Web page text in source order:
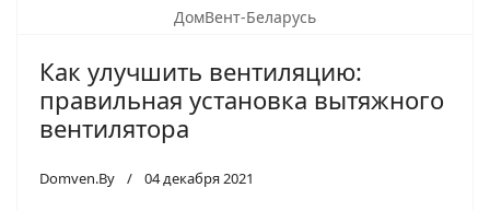
ДомВент-Беларусь
Как улучшить вентиляцию:
правильная установка вытяжного
вентилятора
Domven.By 04 декабря 2021